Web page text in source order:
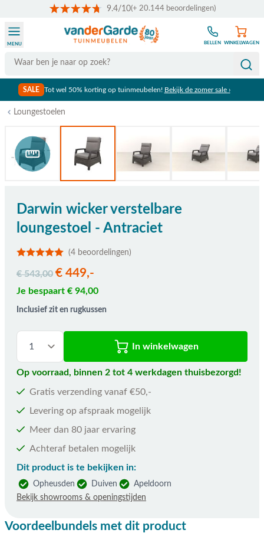
9.4/10(+ 20.144 beoordelingen)
Search
MENU BELLEN WINKELWAGEN
SALE Tot wel 50% korting op tuinmeubelen! Bekijk de zomer sale ›
Loungestoelen
Darwin wicker verstelbare
loungestoel - Antraciet
(4 beoordelingen)
€ 543,00 € 449,-
Je bespaart € 94,00
Inclusief zit en rugkussen
In winkelwagen
Op voorraad, binnen 2 tot 4 werkdagen thuisbezorgd!
Gratis verzending vanaf €50,-
Levering op afspraak mogelijk
Meer dan 80 jaar ervaring
Achteraf betalen mogelijk
Dit product is te bekijken in:
Opheusden Duiven
Apeldoorn
Bekijk showrooms & openingstijden
Voordeelbundels met dit product